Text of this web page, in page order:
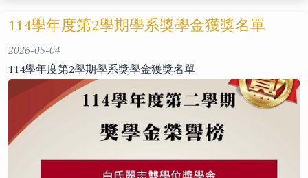
114學年度第2學期學系獎學金獲獎名單
2026-05-04
114學年度第2學期學系獎學金獲獎名單